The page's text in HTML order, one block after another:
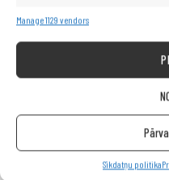
Manage 1129 vendors
Sīkdatņu politika